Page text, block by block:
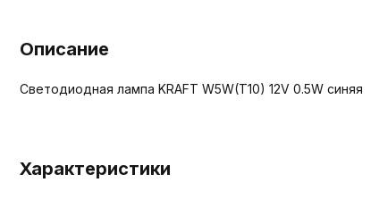
Описание
Светодиодная лампа KRAFT W5W(T10) 12V 0.5W синяя
Характеристики